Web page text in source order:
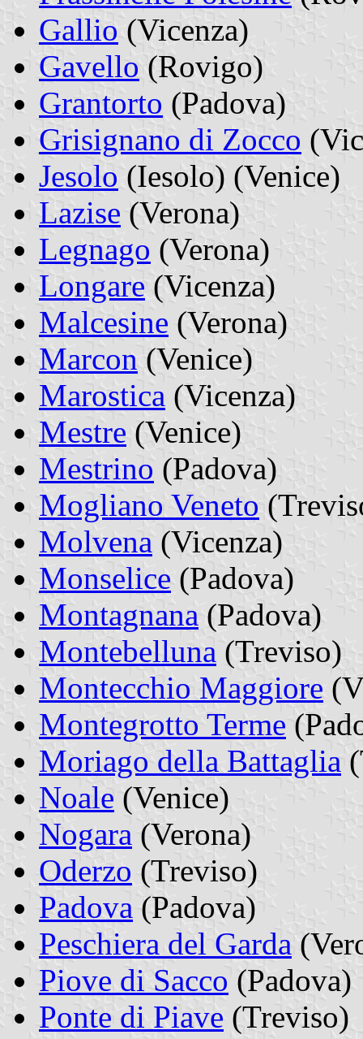
Gallio (Vicenza)
Gavello (Rovigo)
Grantorto (Padova)
Grisignano di Zocco
Jesolo (Iesolo) (Venice)
Lazise (Verona)
Legnago (Verona)
Longare (Vicenza)
Malcesine (Verona)
Marcon (Venice)
Marostica (Vicenza)
Mestre (Venice)
Mestrino (Padova)
Mogliano Veneto
Molvena (Vicenza)
Monselice (Padova)
Montagnana (Padova)
Montebelluna (Treviso)
Montecchio Maggiore
Montegrotto Terme
Moriago della Battaglia
Noale (Venice)
Nogara (Verona)
Oderzo (Treviso)
Padova (Padova)
Peschiera del Garda
Piove di Sacco (Padova)
Ponte di Piave (Treviso)